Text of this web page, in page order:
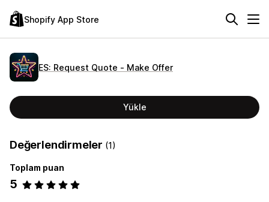
Shopify App Store
ES: Request Quote ‑ Make Offer
Yükle
Değerlendirmeler (1)
Toplam puan
5